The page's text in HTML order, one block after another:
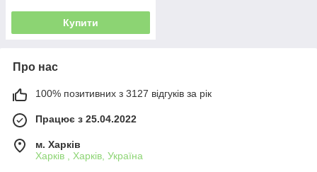
Купити
Про нас
100% позитивних з 3127 відгуків за рік
Працює з 25.04.2022
м. Харків
Харків , Харків, Україна